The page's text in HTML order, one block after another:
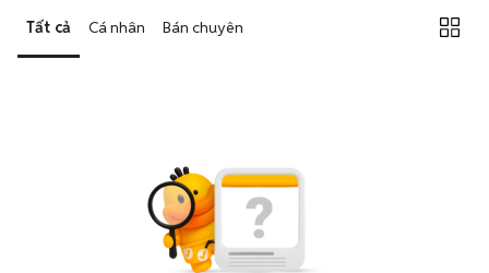
Tất cả Cá nhân Bán chuyên